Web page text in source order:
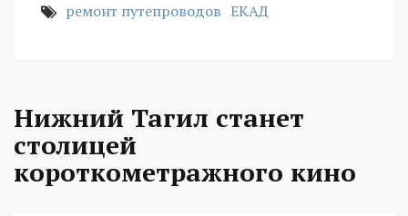
ремонт путепроводов ЕКАД
Нижний Тагил станет
столицей
короткометражного кино